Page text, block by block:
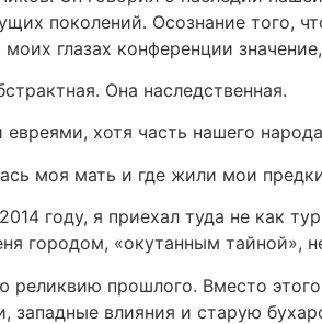
поколений. Осознание того,
глазах конференции
Она наследственная.
хотя часть нашего
моя мать и где жили мои
году, я приехал туда не как
городом, «окутанным тайной»,
реликвию прошлого. Вместо
западные влияния и старую